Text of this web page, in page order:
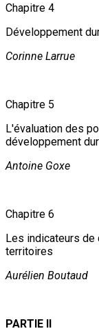
Chapitre 4
Développement
Corinne Larrue
Chapitre 5
L'évaluation des
développement
Antoine Goxe
Chapitre 6
Les indicateurs de
territoires
Aurélien Boutaud
PARTIE II